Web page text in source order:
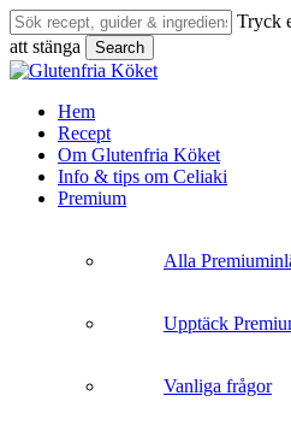
Skip
to
main
content
Tryck
att stänga
Search
Close
search
Menu
Hem
Recept
Om Glutenfria Köket
Info & tips om Celiaki
Premium
Alla
Upptäck
Vanliga frågor